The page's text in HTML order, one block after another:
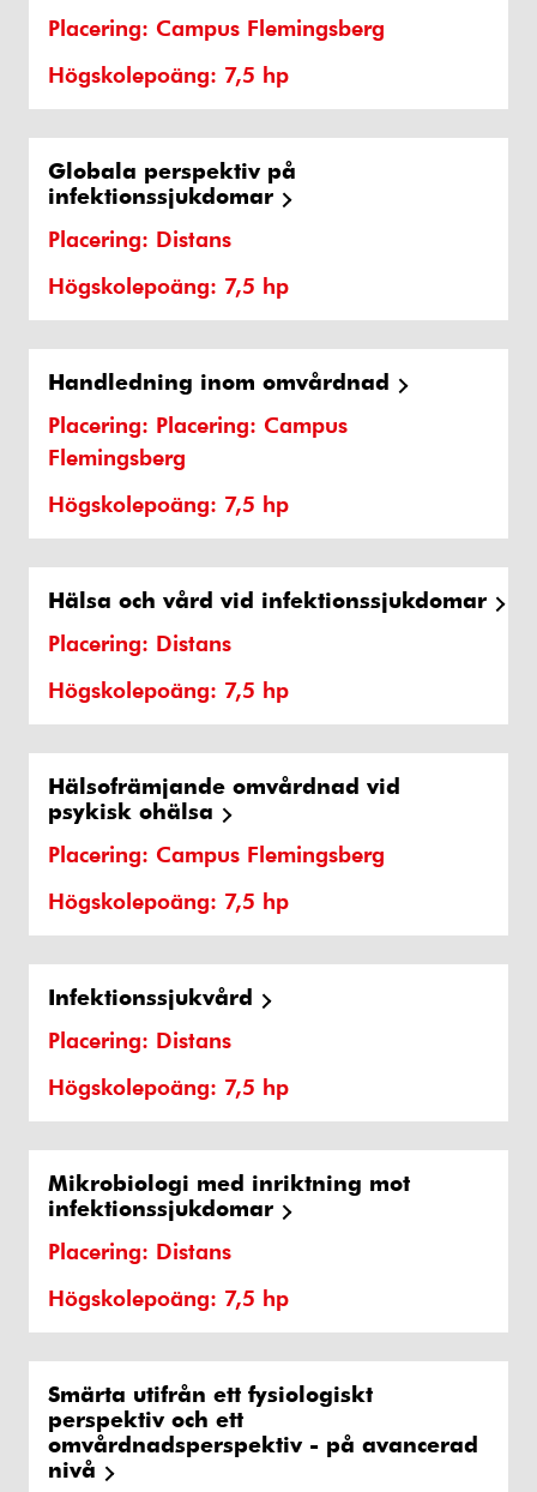
Placering: Campus Flemingsberg
Högskolepoäng: 7,5 hp
Globala perspektiv på
infektionssjukdomar
Placering: Distans
Högskolepoäng: 7,5 hp
Handledning inom omvårdnad
Placering: Placering: Campus
Flemingsberg
Högskolepoäng: 7,5 hp
Hälsa och vård vid infektionssjukdomar
Placering: Distans
Högskolepoäng: 7,5 hp
Hälsofrämjande omvårdnad vid
psykisk ohälsa
Placering: Campus Flemingsberg
Högskolepoäng: 7,5 hp
Infektionssjukvård
Placering: Distans
Högskolepoäng: 7,5 hp
Mikrobiologi med inriktning mot
infektionssjukdomar
Placering: Distans
Högskolepoäng: 7,5 hp
Smärta utifrån ett fysiologiskt
perspektiv och ett
omvårdnadsperspektiv - på avancerad
nivå